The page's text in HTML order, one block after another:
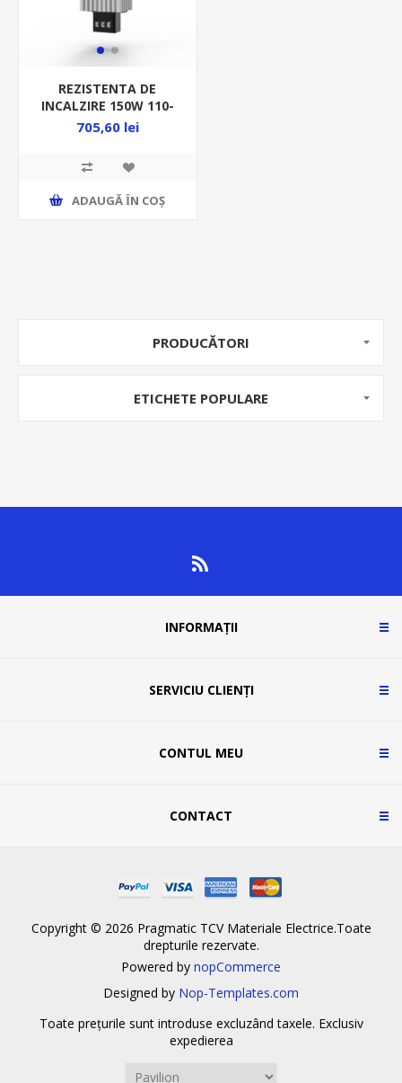
REZISTENTA DE
INCALZIRE 150W 110-
250VAC PT CUTII
705,60 lei
ADAUGĂ ȊN COŞ
PRODUCĂTORI
ETICHETE POPULARE
INFORMAȚII
SERVICIU CLIENȚI
CONTUL MEU
CONTACT
Copyright © 2026 Pragmatic TCV Materiale Electrice.Toate
drepturile rezervate.
Powered by nopCommerce
Designed by Nop-Templates.com
Toate prețurile sunt introduse excluzând taxele. Exclusiv
expedierea